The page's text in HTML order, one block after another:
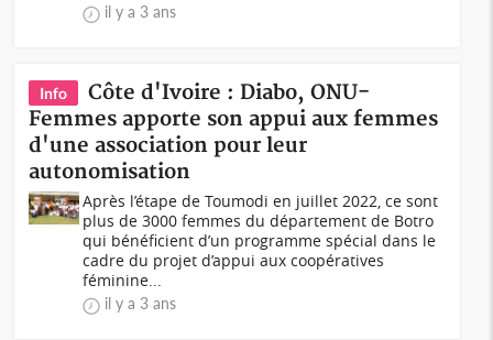
il y a 3 ans
Info
Côte d'Ivoire : Diabo, ONU-
Femmes apporte son appui aux femmes
d'une association pour leur
autonomisation
Après l’étape de Toumodi en juillet 2022, ce sont
plus de 3000 femmes du département de Botro
qui bénéficient d’un programme spécial dans le
cadre du projet d’appui aux coopératives
féminine...
il y a 3 ans